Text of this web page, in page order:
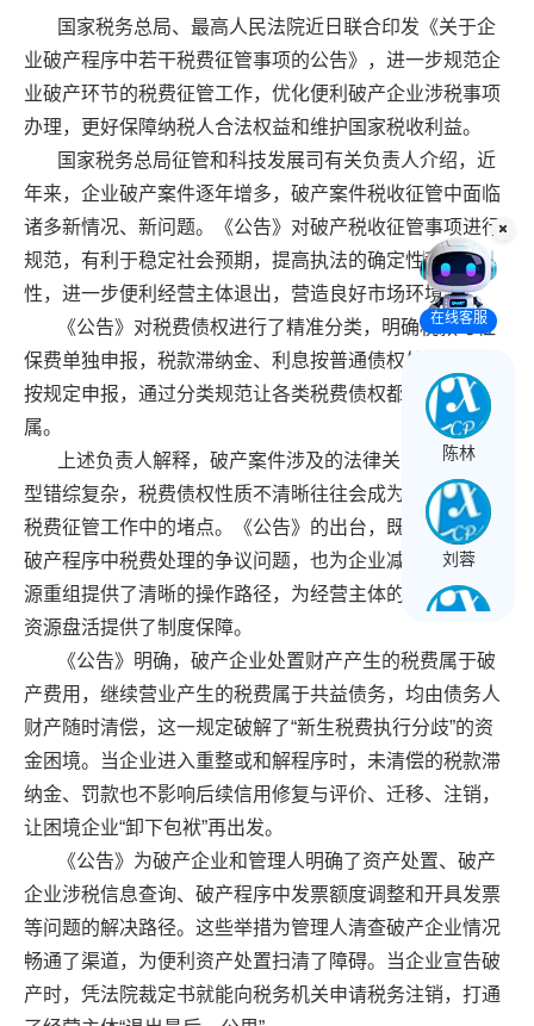
国家税务总局、最高人民法院近日联合印发《关于企
业破产程序中若干税费征管事项的公告》，进一步规范企
业破产环节的税费征管工作，优化便利破产企业涉税事项
办理，更好保障纳税人合法权益和维护国家税收利益。
国家税务总局征管和科技发展司有关负责人介绍，近
年来，企业破产案件逐年增多，破产案件税收征管中面临
诸多新情况、新问题。《公告》对破产税收征管事项进行
规范，有利于稳定社会预期，提高执法的确定性和统一
性，进一步便利经营主体退出，营造良好市场环境。
《公告》对税费债权进行了精准分类，明确税款与社
保费单独申报，税款滞纳金、利息按普通债权处理，罚款
按规定申报，通过分类规范让各类税费债权都有了明确归
属。
上述负责人解释，破产案件涉及的法律关系
、债权类
型错综复杂，税费债权性质不清晰往往会成为企业破产涉
税费征管工作中的堵点。《公告》的出台，既解决了过往
破产程序中税费处理的争议问题，也为企业减负、市场资
源重组提供了清晰的操作路径，为经营主体的有序出清与
资源盘活提供了制度保障。
《公告》明确，破产企业处置财产产生的税费属于破
产费用 ，继续营业产生的税费属于共益债务，均由债务人
财产随时清偿，这一规定破解了“新生税费执行分歧”的资
金困境。当企业进入重整或和解程序时，未清偿的税款滞
纳金、罚款也不影响后续信用修复与评价、迁移、注销，
让困境企业“卸下包袱”再出发。
《公告》为破产企业和管理人明确了资产处置、破产
企业涉税信息查询、破产程序中发票额度调整和开具发票
等问题的解决路径。这些举措为管理人清查破产企业情况
畅通了渠道，为便利资产处置扫清了障碍。当企业宣告破
产时，凭法院裁定书就能向税务机关申请税务注销，打通
在线客服
陈林
刘蓉
王长球
黄文星